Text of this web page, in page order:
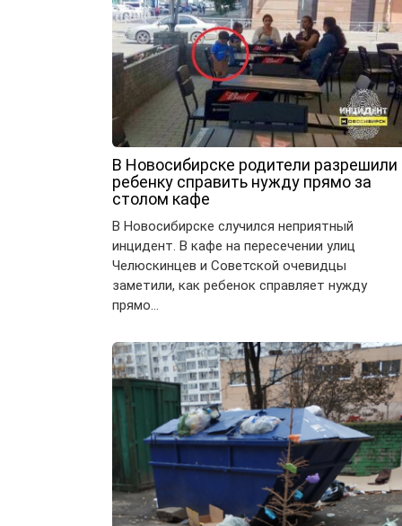
В Новосибирске родители разрешили
ребенку справить нужду прямо за
столом кафе
В Новосибирске случился неприятный
инцидент. В кафе на пересечении улиц
Челюскинцев и Советской очевидцы
заметили, как ребенок справляет нужду
прямо…